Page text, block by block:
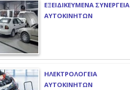
ΕΞΕΙΔΙΚΕΥΜΕΝΑ ΣΥΝΕΡΓΕΙΑ
ΑΥΤΟΚΙΝΗΤΩΝ
ΗΛΕΚΤΡΟΛΟΓΕΙΑ
ΑΥΤΟΚΙΝΗΤΩΝ